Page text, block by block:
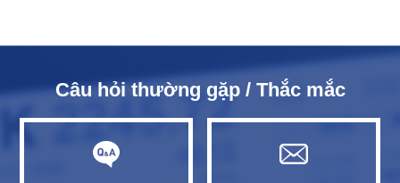
Câu hỏi thường gặp / Thắc mắc